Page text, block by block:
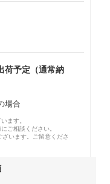
荷予定（通常納
場合
ます。
ご相談ください。
います。ご留意くださ